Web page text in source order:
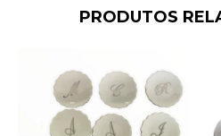
PRODUTOS